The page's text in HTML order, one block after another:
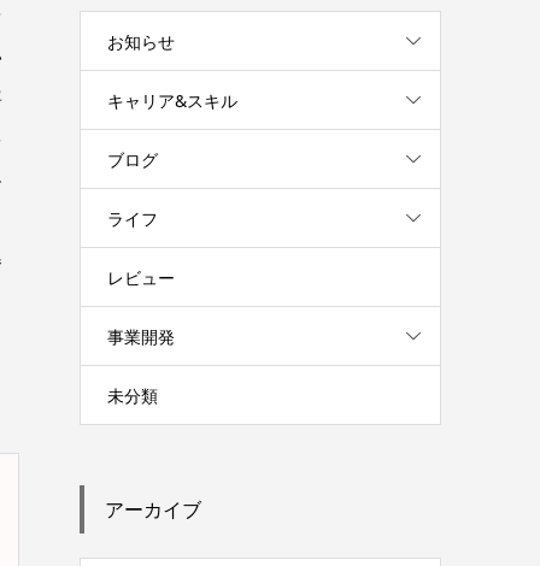
お知らせ
キャリア&スキル
ブログ
ライフ
レビュー
事業開発
未分類
アーカイブ